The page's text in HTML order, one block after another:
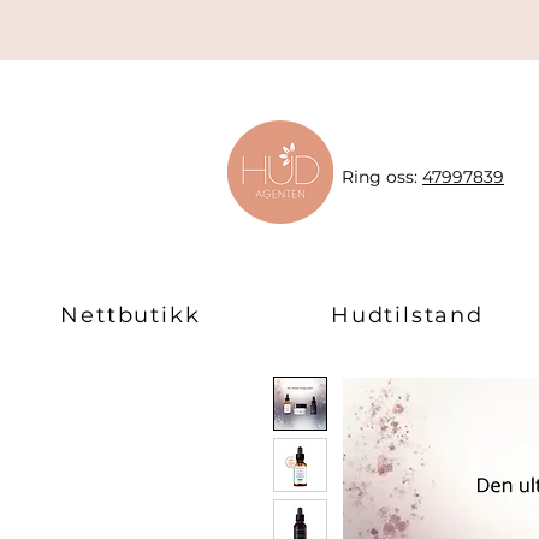
Ring oss: 47997839
Nettbutikk Hudtilstand